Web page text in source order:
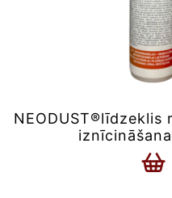
NEODUST®līdzeklis